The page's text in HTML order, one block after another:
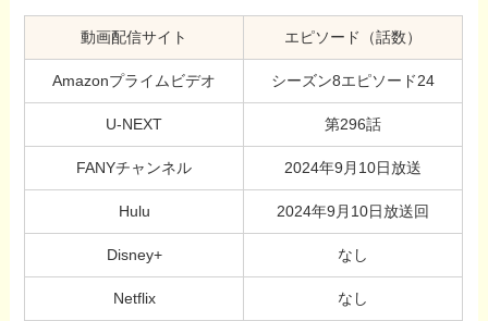
動画配信サイト エピソード（話数）
Amazonプライムビデオ シーズン8エピソード24
U-NEXT 第296話
FANYチャンネル 2024年9月10日放送
Hulu 2024年9月10日放送回
Disney+ なし
Netflix なし